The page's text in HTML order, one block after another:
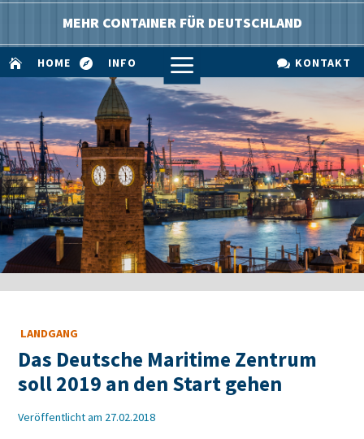
MEHR CONTAINER FÜR DEUTSCHLAND
 HOME  INFO a  KONTAKT
LANDGANG
Das Deutsche Maritime Zentrum
soll 2019 an den Start gehen
Veröffentlicht am 27.02.2018